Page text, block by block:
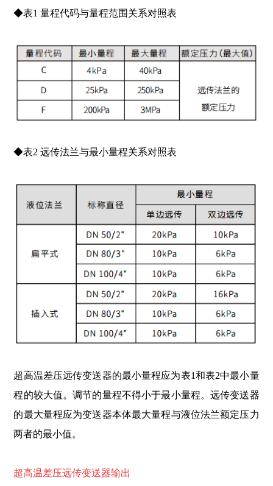
◆表1 量程代码与量程范围关系对照表
◆表2 远传法兰与最小量程关系对照表
超高温差压远传变送器的最小量程应为表1和表2中最小量
程的较大值。调节的量程不得小于最小量程。远传变送器
的最大量程应为变送器本体最大量程与液位法兰额定压力
两者的最小值。
超高温差压远传变送器输出